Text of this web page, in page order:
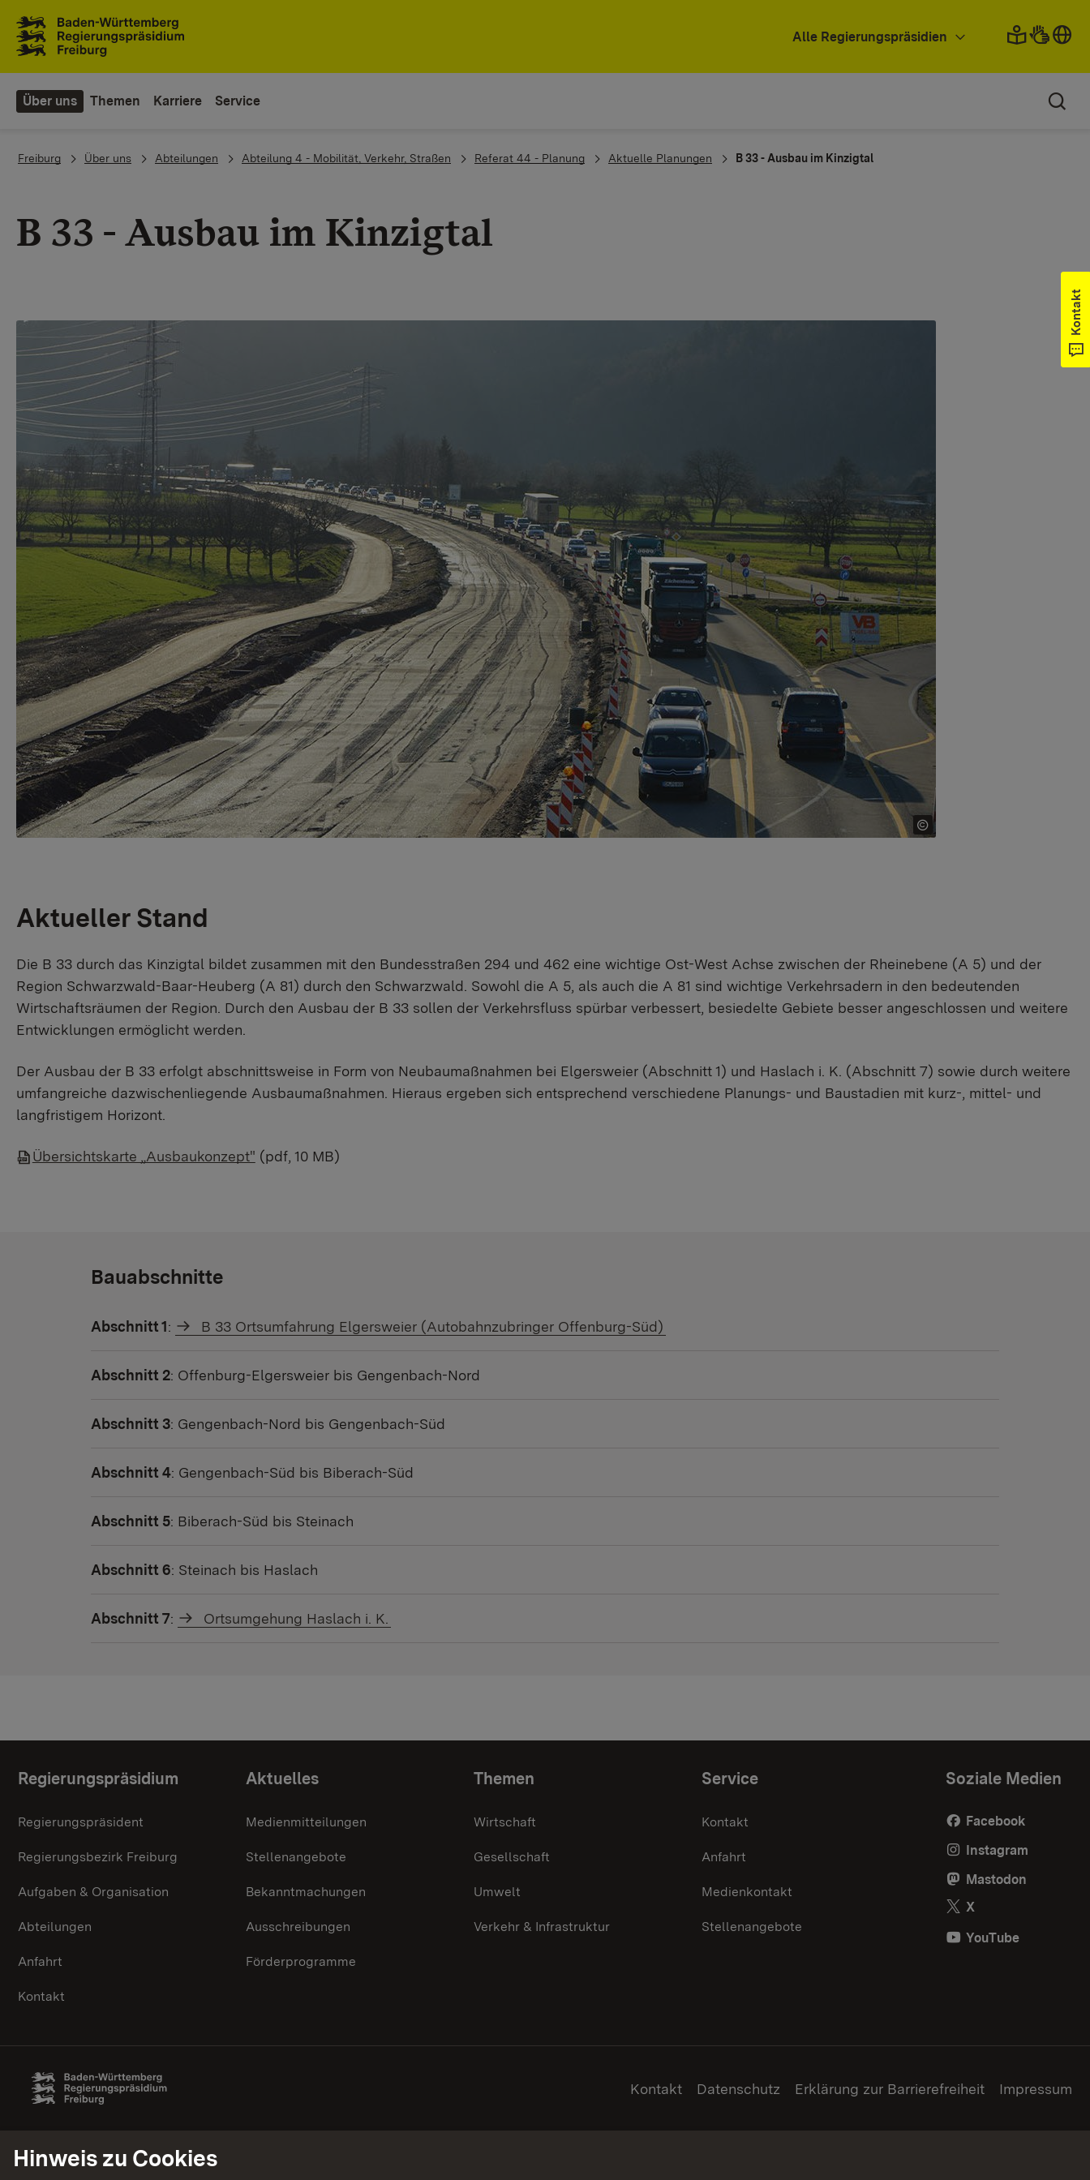
Alle Regierungspräsidien
Über uns Themen Karriere Service
You are here:
Freiburg Über uns Abteilungen Abteilung 4 - Mobilität, Verkehr, Straßen Referat 44 - Planung Aktuelle Planungen B 33 - Ausbau im Kinzigtal
B 33 - Ausbau im Kinzigtal
Kontakt
Aktueller Stand
Die B 33 durch das Kinzigtal bildet zusammen mit den Bundesstraßen 294 und 462 eine wichtige Ost-West Achse zwischen der Rheinebene (A 5) und der
Region Schwarzwald-Baar-Heuberg (A 81) durch den Schwarzwald. Sowohl die A 5, als auch die A 81 sind wichtige Verkehrsadern in den bedeutenden
Wirtschaftsräumen der Region. Durch den Ausbau der B 33 sollen der Verkehrsfluss spürbar verbessert, besiedelte Gebiete besser angeschlossen und weitere
Entwicklungen ermöglicht werden.
Der Ausbau der B 33 erfolgt abschnittsweise in Form von Neubaumaßnahmen bei Elgersweier (Abschnitt 1) und Haslach i. K. (Abschnitt 7) sowie durch weitere
umfangreiche dazwischenliegende Ausbaumaßnahmen. Hieraus ergeben sich entsprechend verschiedene Planungs- und Baustadien mit kurz-, mittel- und
langfristigem Horizont.
Übersichtskarte „Ausbaukonzept" (pdf, 10 MB)
Bauabschnitte
Abschnitt 1: B 33 Ortsumfahrung Elgersweier (Autobahnzubringer Offenburg-Süd)
Abschnitt 2: Offenburg-Elgersweier bis Gengenbach-Nord
Abschnitt 3: Gengenbach-Nord bis Gengenbach-Süd
Abschnitt 4: Gengenbach-Süd bis Biberach-Süd
Abschnitt 5: Biberach-Süd bis Steinach
Abschnitt 6: Steinach bis Haslach
Abschnitt 7: Ortsumgehung Haslach i. K.
Themenübersicht
Regierungspräsidium
Regierungspräsident
Regierungsbezirk Freiburg
Aufgaben & Organisation
Abteilungen
Anfahrt
Kontakt
Aktuelles
Medienmitteilungen
Stellenangebote
Bekanntmachungen
Ausschreibungen
Förderprogramme
Themen
Wirtschaft
Gesellschaft
Umwelt
Verkehr & Infrastruktur
Service
Kontakt
Anfahrt
Medienkontakt
Stellenangebote
Soziale Medien
Facebook
Instagram
Mastodon
X
YouTube
Kontakt Datenschutz Erklärung zur Barrierefreiheit Impressum
Hinweis zu Cookies